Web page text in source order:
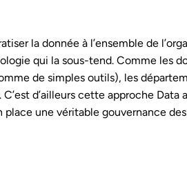
la donnée à l’ensemble de
qui la sous-tend. Comme les
de simples outils), les
d’ailleurs cette approche Data
une véritable gouvernance